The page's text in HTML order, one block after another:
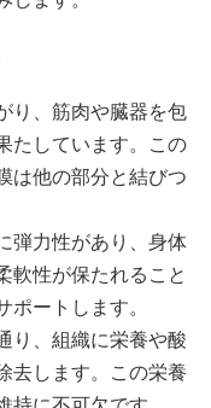
り、筋肉や臓器を包
たしています。この
は他の部分と結びつ
弾力性があり、身体
軟性が保たれること
ポートします。
り、組織に栄養や酸
去します。この栄養